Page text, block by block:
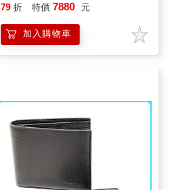
79 折 特價 7880 元
加入購物車